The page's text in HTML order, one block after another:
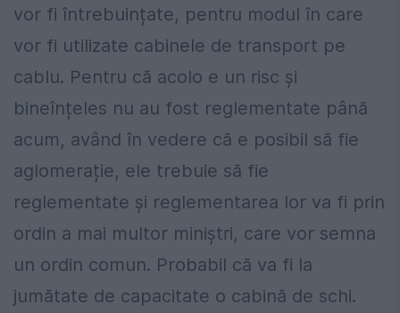
vor fi întrebuințate, pentru modul în care
vor fi utilizate cabinele de transport pe
cablu. Pentru că acolo e un risc și
bineînțeles nu au fost reglementate până
acum, având în vedere că e posibil să fie
aglomerație, ele trebuie să fie
reglementate și reglementarea lor va fi prin
ordin a mai multor miniștri, care vor semna
un ordin comun. Probabil că va fi la
jumătate de capacitate o cabină de schi.